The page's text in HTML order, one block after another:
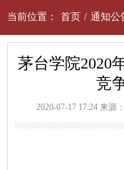
当前位置： 首页 / 通知公
茅台学院2020
竞
2020-07-17 17:24 来源